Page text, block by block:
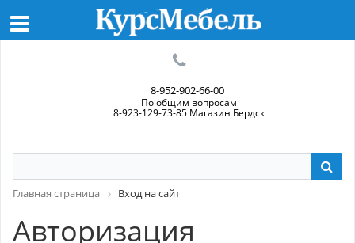
8-952-902-66-00
По общим вопросам
8-923-129-73-85 Магазин Бердск
Главная страница Вход на сайт
Авторизация